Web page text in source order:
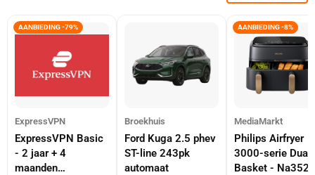
AANBIEDING -79%
ExpressVPN
ExpressVPN Basic
- 2 jaar + 4
maanden
Broekhuis
Ford Kuga 2.5 phev
ST-line 243pk
automaat
AANBIEDING -8%
MediaMarkt
Philips Airfryer
3000-serie Dual
Basket -